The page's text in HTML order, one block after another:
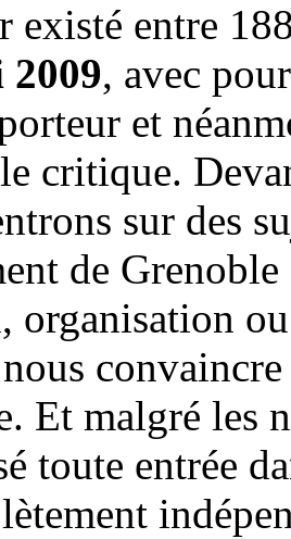
existé entre
2009, avec
et
critique.
sur des
de
organisation
Et malgré les
toute entrée